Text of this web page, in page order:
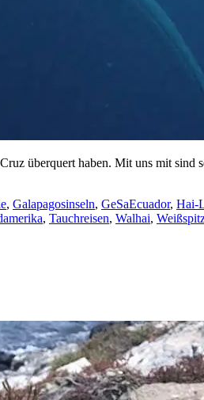
überquert haben. Mit uns mit sind
, Galapagosinseln, GeSaEcuador, Hai-
, Tauchreisen, Walhai,